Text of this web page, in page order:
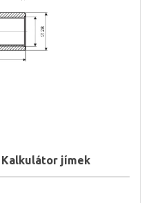
Kalkulátor jímek